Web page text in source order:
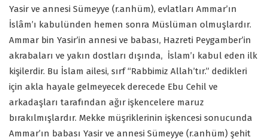
Yasir ve annesi Sümeyye (r.anhüm), evlatları Ammar’ın
İslâm’ı kabulünden hemen sonra Müslüman olmuşlardır.
Ammar bin Yasir’in annesi ve babası, Hazreti Peygamber’in
akrabaları ve yakın dostları dışında, İslam’ı kabul eden ilk
kişilerdir. Bu İslam ailesi, sırf “Rabbimiz Allah’tır.” dedikleri
için akla hayale gelmeyecek derecede Ebu Cehil ve
arkadaşları tarafından ağır işkencelere maruz
bırakılmışlardır. Mekke müşriklerinin işkencesi sonucunda
Ammar’ın babası Yasir ve annesi Sümeyye (r.anhüm) şehit